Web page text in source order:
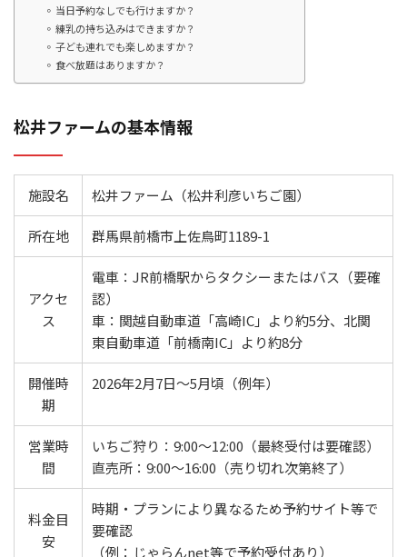
当日予約なしでも行けますか？
練乳の持ち込みはできますか？
子ども連れでも楽しめますか？
食べ放題はありますか？
松井ファームの基本情報
施設名 松井ファーム（松井利彦いちご園）
所在地 群馬県前橋市上佐鳥町1189-1
アクセ
ス
電車：JR前橋駅からタクシーまたはバス（要確
認）
車：関越自動車道「高崎IC」より約5分、北関
東自動車道「前橋南IC」より約8分
開催時
期
2026年2月7日～5月頃（例年）
営業時
間
いちご狩り：9:00～12:00（最終受付は要確認）
直売所：9:00～16:00（売り切れ次第終了）
料金目
安
時期・プランにより異なるため予約サイト等で
要確認
（例：じゃらんnet等で予約受付あり）